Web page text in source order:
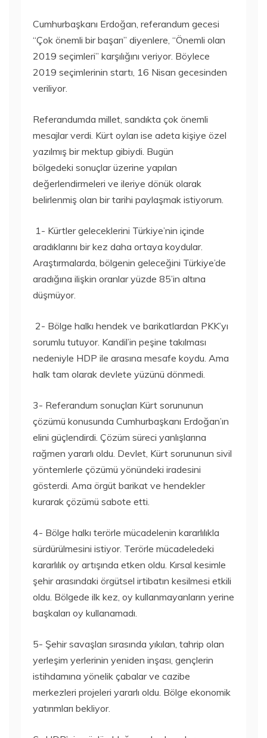
Cumhurbaşkanı Erdoğan, referandum gecesi
“Çok önemli bir başarı” diyenlere, “Önemli olan
2019 seçimleri” karşılığını veriyor. Böylece
2019 seçimlerinin startı, 16 Nisan gecesinden
veriliyor.
Referandumda millet, sandıkta çok önemli
mesajlar verdi. Kürt oyları ise adeta kişiye özel
yazılmış bir mektup gibiydi. Bugün
bölgedeki sonuçlar üzerine yapılan
değerlendirmeleri ve ileriye dönük olarak
belirlenmiş olan bir tarihi paylaşmak istiyorum.
1- Kürtler geleceklerini Türkiye’nin içinde
aradıklarını bir kez daha ortaya koydular.
Araştırmalarda, bölgenin geleceğini Türkiye’de
aradığına ilişkin oranlar yüzde 85’in altına
düşmüyor.
2- Bölge halkı hendek ve barikatlardan PKK’yı
sorumlu tutuyor. Kandil’in peşine takılması
nedeniyle HDP ile arasına mesafe koydu. Ama
halk tam olarak devlete yüzünü dönmedi.
3- Referandum sonuçları Kürt sorununun
çözümü konusunda Cumhurbaşkanı Erdoğan’ın
elini güçlendirdi. Çözüm süreci yanlışlarına
rağmen yararlı oldu. Devlet, Kürt sorununun sivil
yöntemlerle çözümü yönündeki iradesini
gösterdi. Ama örgüt barikat ve hendekler
kurarak çözümü sabote etti.
4- Bölge halkı terörle mücadelenin kararlılıkla
sürdürülmesini istiyor. Terörle mücadeledeki
kararlılık oy artışında etken oldu. Kırsal kesimle
şehir arasındaki örgütsel irtibatın kesilmesi etkili
oldu. Bölgede ilk kez, oy kullanmayanların yerine
başkaları oy kullanamadı.
5- Şehir savaşları sırasında yıkılan, tahrip olan
yerleşim yerlerinin yeniden inşası, gençlerin
istihdamına yönelik çabalar ve cazibe
merkezleri projeleri yararlı oldu. Bölge ekonomik
yatırımları bekliyor.